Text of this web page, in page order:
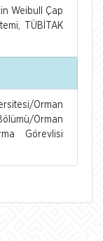
Weibull Çap
TÜBİTAK
Orman
Orman
Görevlisi